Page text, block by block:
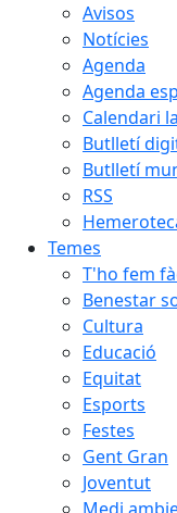
Avisos
Notícies
Agenda
Agenda
Calendari
Butlletí
Butlletí
RSS
Temes
T'ho fem
Benestar
Cultura
Educació
Equitat
Esports
Festes
Gent Gran
Joventut